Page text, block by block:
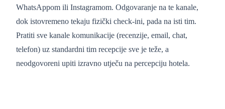
WhatsAppom ili Instagramom. Odgovaranje na te kanale,
dok istovremeno tekaju fizički check-ini, pada na isti tim.
Pratiti sve kanale komunikacije (recenzije, email, chat,
telefon) uz standardni tim recepcije sve je teže, a
neodgovoreni upiti izravno utječu na percepciju hotela.